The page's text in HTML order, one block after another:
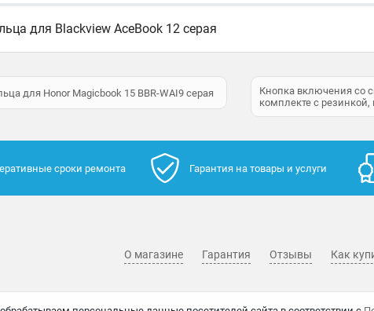
для Blackview AceBook 12 серая
для Honor Magicbook 15 BBR-WAI9 серая
Кнопка включения со
комплекте с
сроки ремонта Гарантия на товары и услуги
О магазине Гарантия Отзывы Как